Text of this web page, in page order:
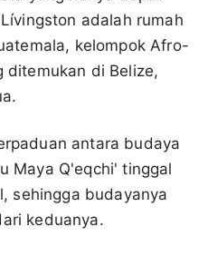
adalah rumah
kelompok Afro-
ditemukan di Belize,
antara budaya
Maya Q'eqchi' tinggal
sehingga budayanya
keduanya.